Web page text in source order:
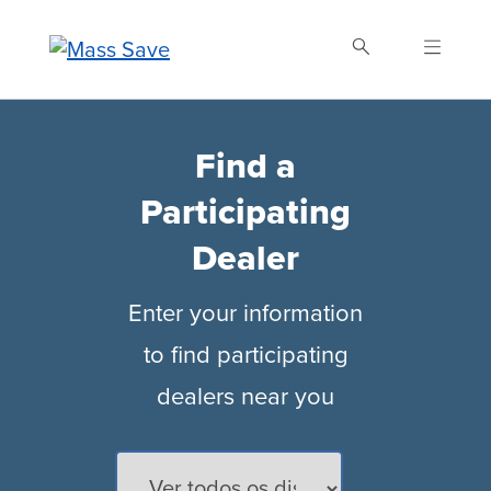
content
Buscar Mass Save
Find a
Participating
Dealer
Enter your information
to find participating
dealers near you